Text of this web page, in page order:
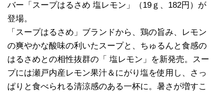
バー「スープはるさめ 塩レモン」（19ｇ、182円）が
登場。
「スープはるさめ」ブランドから、鶏の旨み、レモン
の爽やかな酸味の利いたスープと、ちゅるんと食感の
はるさめとの相性抜群の「 塩レモン」を新発売。スー
プには瀬戸内産レモン果汁＆にがり塩を使用し、さっ
ぱりと食べられる清涼感のある一杯に。暑さが増すこ